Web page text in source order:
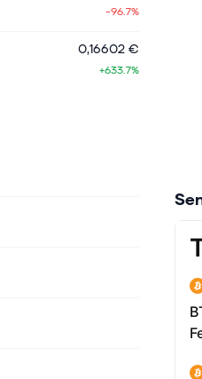
-96.7%
0,16602 €
+633.7%